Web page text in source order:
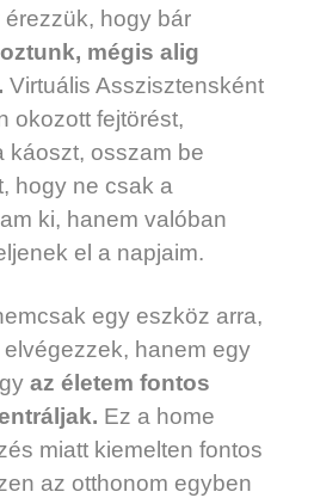
hogy bár
mégis alig
Virtuális Asszisztensként
okozott fejtörést,
káoszt, osszam be
hogy ne csak a
ki, hanem valóban
el a napjaim.
egy eszköz arra,
hanem egy
az életem fontos
Ez a home
miatt kiemelten fontos
az otthonom egyben